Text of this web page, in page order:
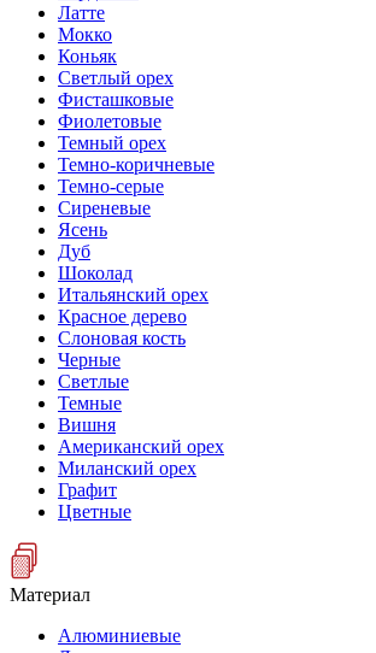
Латте
Мокко
Коньяк
Светлый орех
Фисташковые
Фиолетовые
Темный орех
Темно-коричневые
Темно-серые
Сиреневые
Ясень
Дуб
Шоколад
Итальянский орех
Красное дерево
Слоновая кость
Черные
Светлые
Темные
Вишня
Американский орех
Миланский орех
Графит
Цветные
Материал
Алюминиевые